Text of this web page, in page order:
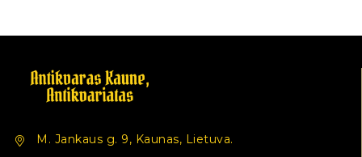
M. Jankaus g. 9, Kaunas, Lietuva.